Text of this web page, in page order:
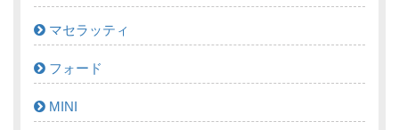
マセラッティ
フォード
MINI